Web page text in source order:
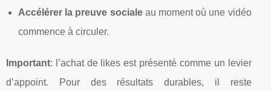
Accélérer la preuve socialeau moment où une vidéo
commence à circuler.
Important: l’achat de likes est présenté comme un levier
d’appoint. Pour des résultats durables, il reste